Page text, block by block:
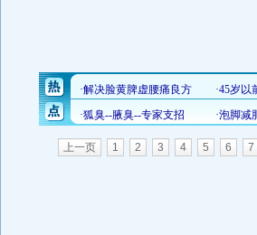
上一页 1 2 3 4 5 6 7